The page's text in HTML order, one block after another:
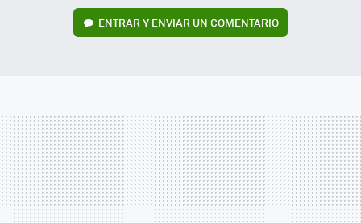
ENTRAR Y ENVIAR UN COMENTARIO